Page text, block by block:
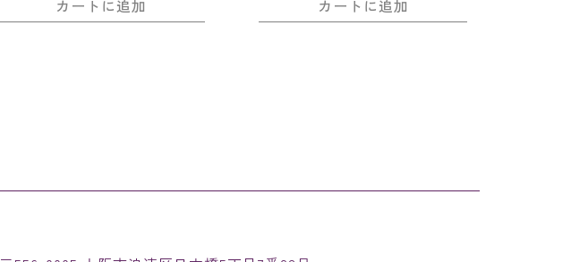
カートに追加
カートに追加